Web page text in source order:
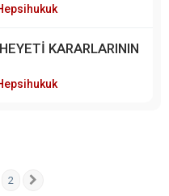
KARARLARININ
2